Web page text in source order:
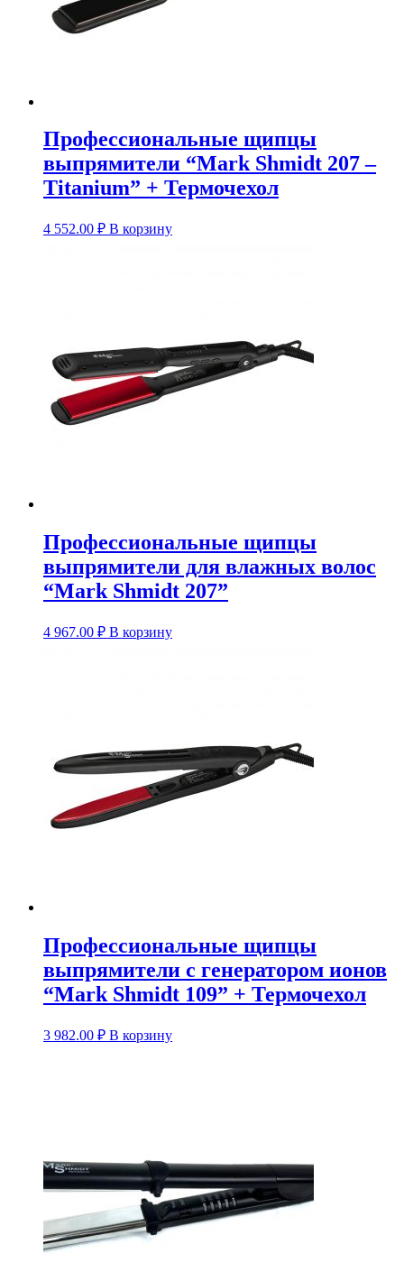
Профессиональные щипцы
выпрямители “Mark Shmidt 207 –
Titanium” + Термочехол
4 552.00 ₽ В корзину
Профессиональные щипцы
выпрямители для влажных волос
“Mark Shmidt 207”
4 967.00 ₽ В корзину
Профессиональные щипцы
выпрямители с генератором ионов
“Mark Shmidt 109” + Термочехол
3 982.00 ₽ В корзину